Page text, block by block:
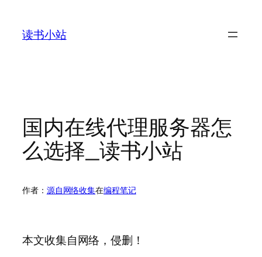
读书小站
国内在线代理服务器怎
么选择_读书小站
作者： 源自网络收集在编程笔记
本文收集自网络，侵删！